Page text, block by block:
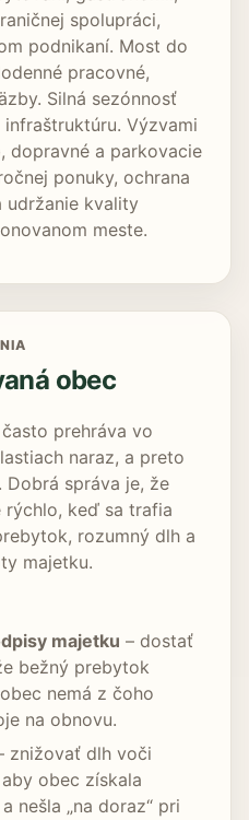
spolupráci,
podnikaní. Most do
pracovné,
Silná sezónnosť
Výzvami
dopravné a parkovacie
ponuky, ochrana
udržanie kvality
meste.
obec
prehráva vo
naraz, a preto
správa je, že
rýchlo, keď sa trafia
rozumný dlh a
majetku.
majetku – dostať
bežný prebytok
nemá z čoho
na obnovu.
znižovať dlh voči
obec získala
nešla „na doraz“ pri